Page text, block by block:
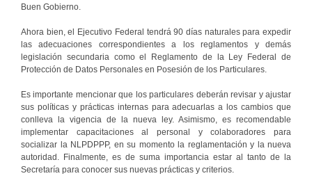
Buen Gobierno.
Ahora bien, el Ejecutivo Federal tendrá 90 días naturales para expedir
las adecuaciones correspondientes a los reglamentos y demás
legislación secundaria como el Reglamento de la Ley Federal de
Protección de Datos Personales en Posesión de los Particulares.
Es importante mencionar que los particulares deberán revisar y ajustar
sus políticas y prácticas internas para adecuarlas a los cambios que
conlleva la vigencia de la nueva ley. Asimismo, es recomendable
implementar capacitaciones al personal y colaboradores para
socializar la NLPDPPP, en su momento la reglamentación y la nueva
autoridad. Finalmente, es de suma importancia estar al tanto de la
Secretaría para conocer sus nuevas prácticas y criterios.